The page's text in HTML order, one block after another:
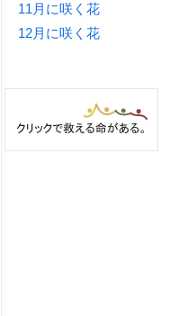
11月に咲く花
12月に咲く花